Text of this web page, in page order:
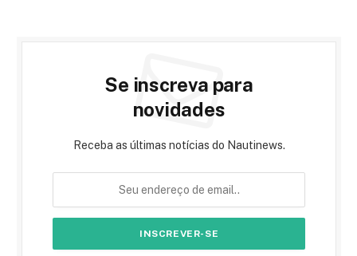
Se inscreva para
novidades
Receba as últimas notícias do Nautinews.